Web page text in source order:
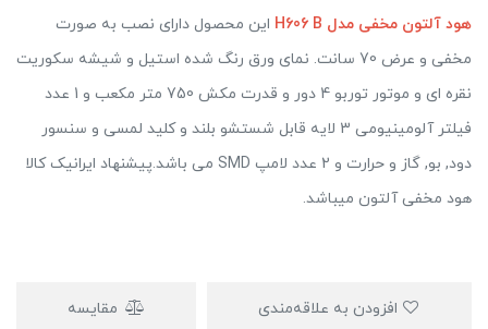
هود آلتون مخفی مدل H606 B
این محصول دارای نصب به صورت
مخفی و عرض 70 سانت. نمای ورق رنگ شده استیل و شیشه سکوریت
نقره ای و موتور توربو 4 دور و قدرت مکش 750 متر مکعب و 1 عدد
فیلتر آلومینیومی 3 لایه قابل شستشو بلند و کلید لمسی و سنسور
دود, بو, گاز و حرارت و 2 عدد لامپ SMD می باشد.پیشنهاد ایرانیک کالا
هود مخفی آلتون میباشد.
مقایسه